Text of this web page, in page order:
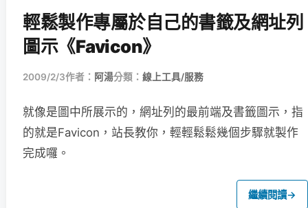
輕鬆製作專屬於自己的書籤及網址列
圖示《Favicon》
2009/2/3作者： 阿湯分類： 線上工具/服務
就像是圖中所展示的，網址列的最前端及書籤圖示，指
的就是Favicon，站長教你，輕輕鬆鬆幾個步驟就製作
完成囉。
繼續閱讀→